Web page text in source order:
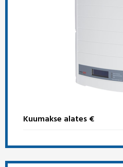
Kuumakse alates €